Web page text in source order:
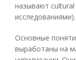
называют cultural
исследованиями).
Основные
выработаны на